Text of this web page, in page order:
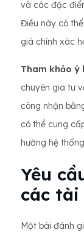
và các đặc
Điều này có
giá chính xác
Tham khảo ý
chuyên gia tư
công nhận
có thể cung
hướng hệ
Yêu
các
Một bài đánh